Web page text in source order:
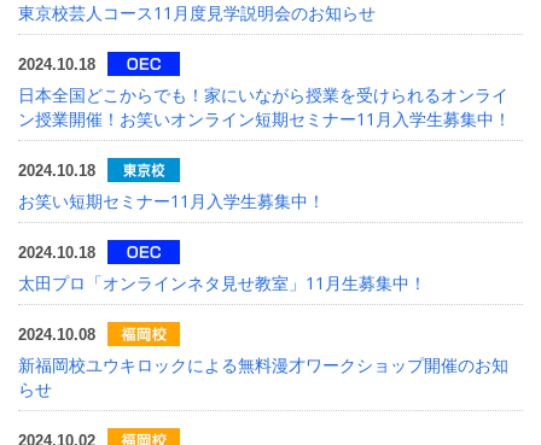
東京校芸人コース11月度見学説明会のお知らせ
2024.10.18
日本全国どこからでも！家にいながら授業を受けられるオンライ
ン授業開催！お笑いオンライン短期セミナー11月入学生募集中！
2024.10.18
お笑い短期セミナー11月入学生募集中！
2024.10.18
太田プロ「オンラインネタ見せ教室」11月生募集中！
2024.10.08
新福岡校ユウキロックによる無料漫才ワークショップ開催のお知
らせ
2024.10.02